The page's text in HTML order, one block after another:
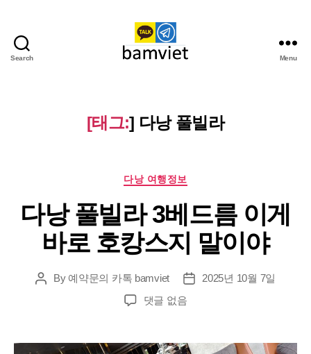
Search
라
오
황
투
어
Menu
[태그:] 다낭 풀빌라
Categories
다낭 여행정보
다낭 풀빌라 3베드름 이게
바로 호캉스지 말이야
PostBy 예약문의 카톡 bamviet
Post2025년 10월 7일
다
빌
댓글 없음